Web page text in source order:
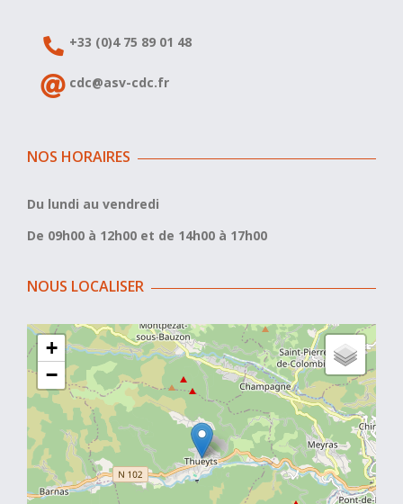
+33 (0)4 75 89 01 48
cdc@asv-cdc.fr
NOS HORAIRES
Du lundi au vendredi
De 09h00 à 12h00 et de 14h00 à 17h00
NOUS LOCALISER
+
−